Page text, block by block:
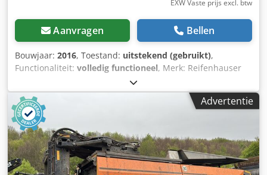
EXW Vaste prijs excl. btw
Aanvragen Bellen
Bouwjaar: 2016, Toestand: uitstekend (gebruikt),
Functionaliteit: volledig functioneel, Merk: Reifenhauser
Model: Mirex-MT-V 1-RZE 120-1800 Jaar: 2016 Staat:
Uitstekend Gebruik: PET / PP / PS-folie of plaat
Dedpsvbcbuefx Ab Uekr PET: Diktebereik: 0,25 - 2,2 mm
Uitvoer: 2.000 kg/u Maximale plaatbreedte: 1600 mm
Extruder: RZE 120 mm Elektrische voeding: 3 x 480 V 60 Hz
met N Breedte kalenderrol: 1800 mm Diameters
kalenderrol: 450 / 700 / 700 mm Maximale plaatbreedte
siliconenbad: 1600 mm Diktebereik siliconenbadplaat: 0,15
Advertentie